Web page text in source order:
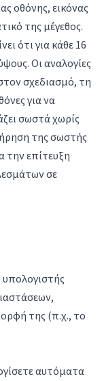
οθόνης, εικόνας
της μέγεθος.
ότι για κάθε 16
Οι αναλογίες
σχεδιασμό, τη
για να
σωστά χωρίς
της σωστής
την επίτευξη
σε
υπολογιστής
της (π.χ., το
αυτόματα